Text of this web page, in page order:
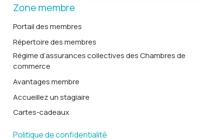
Zone membre
Portail des membres
Répertoire des membres
Régime d’assurances collectives des Chambres de
commerce
Avantages membre
Accueillez un stagiaire
Cartes-cadeaux
Politique de confidentialité